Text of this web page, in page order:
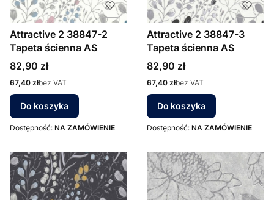
Attractive 2 38847-2
Tapeta ścienna AS
Cena
82,90 zł
Cena
67,40 złbez VAT
Do koszyka
Dostępność: NA ZAMÓWIENIE
Attractive 2 38847-3
Tapeta ścienna AS
Cena
82,90 zł
Cena
67,40 złbez VAT
Do koszyka
Dostępność: NA ZAMÓWIENIE